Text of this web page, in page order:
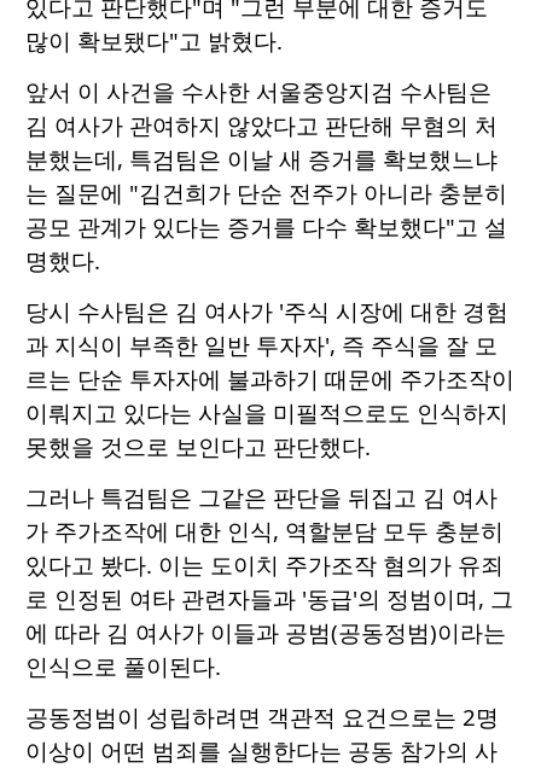
있다고 판단했다"며 "그런 부분에 대한 증거도
많이 확보됐다"고 밝혔다.
앞서 이 사건을 수사한 서울중앙지검 수사팀은
김 여사가 관여하지 않았다고 판단해 무혐의 처
분했는데, 특검팀은 이날 새 증거를 확보했느냐
는 질문에 "김건희가 단순 전주가 아니라 충분히
공모 관계가 있다는 증거를 다수 확보했다"고 설
명했다.
당시 수사팀은 김 여사가 '주식 시장에 대한 경험
과 지식이 부족한 일반 투자자', 즉 주식을 잘 모
르는 단순 투자자에 불과하기 때문에 주가조작이
이뤄지고 있다는 사실을 미필적으로도 인식하지
못했을 것으로 보인다고 판단했다.
그러나 특검팀은 그같은 판단을 뒤집고 김 여사
가 주가조작에 대한 인식, 역할분담 모두 충분히
있다고 봤다. 이는 도이치 주가조작 혐의가 유죄
로 인정된 여타 관련자들과 '동급'의 정범이며, 그
에 따라 김 여사가 이들과 공범(공동정범)이라는
인식으로 풀이된다.
공동정범이 성립하려면 객관적 요건으로는 2명
이상이 어떤 범죄를 실행한다는 공동 참가의 사